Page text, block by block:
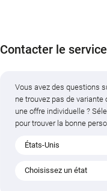
Contacter le
Vous avez des questions
ne trouvez pas de variante
une offre individuelle ?
pour trouver la bonne
États-Unis
Choisissez un état